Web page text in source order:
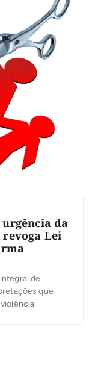
da
Lei
de
que